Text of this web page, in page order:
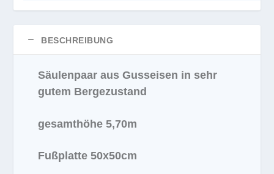
BESCHREIBUNG
Säulenpaar aus Gusseisen in sehr
gutem Bergezustand
gesamthöhe 5,70m
Fußplatte 50x50cm